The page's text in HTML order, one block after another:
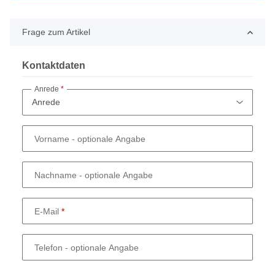
Frage zum Artikel
Kontaktdaten
Anrede
Vorname - optionale Angabe
Nachname - optionale Angabe
E-Mail
Telefon - optionale Angabe